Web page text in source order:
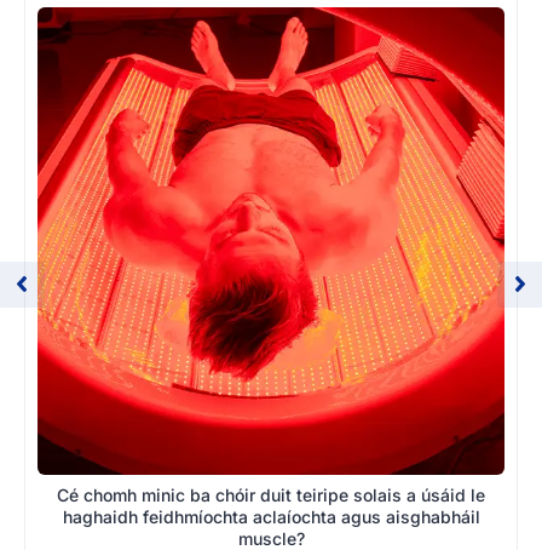
Cé chomh minic ba chóir duit teiripe solais a úsáid le
haghaidh feidhmíochta aclaíochta agus aisghabháil
muscle?